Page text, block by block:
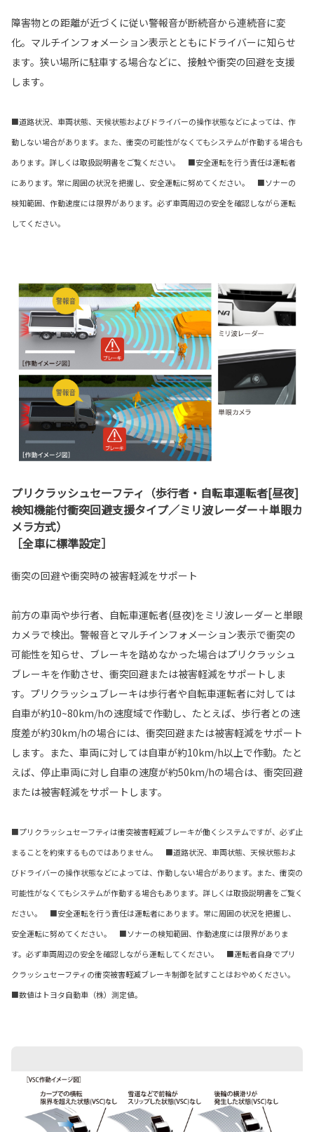
障害物との距離が近づくに従い警報音が断続音から連続音に変
化。マルチインフォメーション表示とともにドライバーに知らせ
ます。狭い場所に駐車する場合などに、接触や衝突の回避を支援
します。
■道路状況、車両状態、天候状態およびドライバーの操作状態などによっては、作
動しない場合があります。また、衝突の可能性がなくてもシステムが作動する場合も
あります。詳しくは取扱説明書をご覧ください。 ■安全運転を行う責任は運転者
にあります。常に周囲の状況を把握し、安全運転に努めてください。 ■ソナーの
検知範囲、作動速度には限界があります。必ず車両周辺の安全を確認しながら運転
してください。
プリクラッシュセーフティ（歩行者・自転車運転者[昼夜]
検知機能付衝突回避支援タイプ／ミリ波レーダー＋単眼カ
メラ方式）
［全車に標準設定］
衝突の回避や衝突時の被害軽減をサポート
前方の車両や歩行者、自転車運転者(昼夜)をミリ波レーダーと単眼
カメラで検出。警報音とマルチインフォメーション表示で衝突の
可能性を知らせ、ブレーキを踏めなかった場合はプリクラッシュ
ブレーキを作動させ、衝突回避または被害軽減をサポートしま
す。プリクラッシュブレーキは歩行者や自転車運転者に対しては
自車が約10~80km/hの速度域で作動し、たとえば、歩行者との速
度差が約30km/hの場合には、衝突回避または被害軽減をサポート
します。また、車両に対しては自車が約10km/h以上で作動。たと
えば、停止車両に対し自車の速度が約50km/hの場合は、衝突回避
または被害軽減をサポートします。
■プリクラッシュセーフティは衝突被害軽減ブレーキが働くシステムですが、必ず止
まることを約束するものではありません。 ■道路状況、車両状態、天候状態およ
びドライバーの操作状態などによっては、作動しない場合があります。また、衝突の
可能性がなくてもシステムが作動する場合もあります。詳しくは取扱説明書をご覧く
ださい。 ■安全運転を行う責任は運転者にあります。常に周囲の状況を把握し、
安全運転に努めてください。 ■ソナーの検知範囲、作動速度には限界がありま
す。必ず車両周辺の安全を確認しながら運転してください。 ■運転者自身でプリ
クラッシュセーフティの衝突被害軽減ブレーキ制御を試すことはおやめください。
■数値はトヨタ自動車（株）測定値。